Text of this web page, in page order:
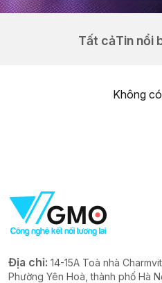
Tất cảTin nổi
Không
Địa chỉ: 14-15A Toà nhà
Phường Yên Hoà, thành phố Hà